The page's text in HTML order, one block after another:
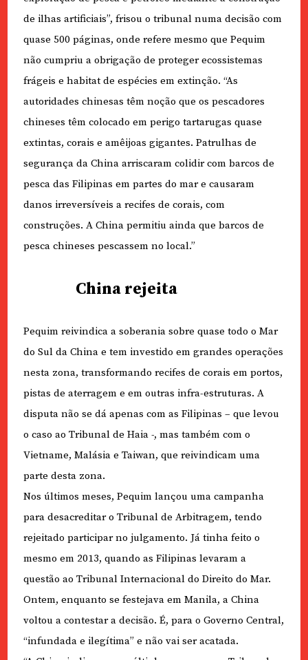
de ilhas artificiais”, frisou o tribunal numa decisão com
quase 500 páginas, onde refere mesmo que Pequim
não cumpriu a obrigação de proteger ecossistemas
frágeis e habitat de espécies em extinção. “As
autoridades chinesas têm noção que os pescadores
chineses têm colocado em perigo tartarugas quase
extintas, corais e amêijoas gigantes. Patrulhas de
segurança da China arriscaram colidir com barcos de
pesca das Filipinas em partes do mar e causaram
danos irreversíveis a recifes de corais, com
construções. A China permitiu ainda que barcos de
pesca chineses pescassem no local.”
China rejeita
Pequim reivindica a soberania sobre quase todo o Mar
do Sul da China e tem investido em grandes operações
nesta zona, transformando recifes de corais em portos,
pistas de aterragem e em outras infra-estruturas. A
disputa não se dá apenas com as Filipinas – que levou
o caso ao Tribunal de Haia -, mas também com o
Vietname, Malásia e Taiwan, que reivindicam uma
parte desta zona.
Nos últimos meses, Pequim lançou uma campanha
para desacreditar o Tribunal de Arbitragem, tendo
rejeitado participar no julgamento. Já tinha feito o
mesmo em 2013, quando as Filipinas levaram a
questão ao Tribunal Internacional do Direito do Mar.
Ontem, enquanto se festejava em Manila, a China
voltou a contestar a decisão. É, para o Governo Central,
“infundada e ilegítima” e não vai ser acatada.